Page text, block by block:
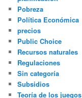
Pobreza
Política Económica
precios
Public Choice
Recursos naturales
Regulaciones
Sin categoría
Subsidios
Teoría de los juegos